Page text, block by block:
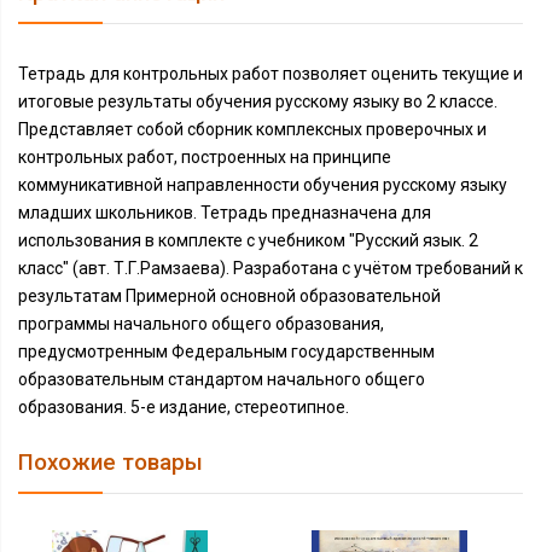
Тетрадь для контрольных работ позволяет оценить текущие и
итоговые результаты обучения русскому языку во 2 классе.
Представляет собой сборник комплексных проверочных и
контрольных работ, построенных на принципе
коммуникативной направленности обучения русскому языку
младших школьников. Тетрадь предназначена для
использования в комплекте с учебником "Русский язык. 2
класс" (авт. Т.Г.Рамзаева). Разработана с учётом требований к
результатам Примерной основной образовательной
программы начального общего образования,
предусмотренным Федеральным государственным
образовательным стандартом начального общего
образования. 5-е издание, стереотипное.
Похожие товары